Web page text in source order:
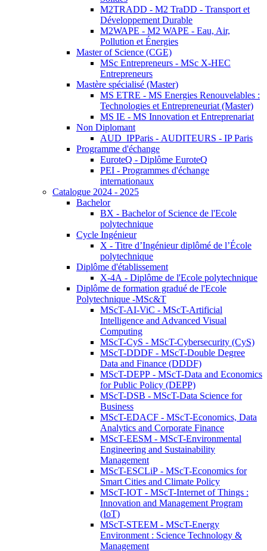
M2TRADD - M2 TraDD - Transport et
Développement Durable
M2WAPE - M2 WAPE - Eau, Air,
Pollution et Énergies
Master of Science (CGE)
MSc Entrepreneurs - MSc X-HEC
Entrepreneurs
Mastère spécialisé (Master)
MS ETRE - MS Energies Renouvelables :
Technologies et Entrepreneuriat (Master)
MS IE - MS Innovation et Entreprenariat
Non Diplomant
AUD_IPParis - AUDITEURS - IP Paris
Programme d'échange
EuroteQ - Diplôme EuroteQ
PEI - Programmes d'échange
internationaux
Catalogue 2024 - 2025
Bachelor
BX - Bachelor of Science de l'Ecole
polytechnique
Cycle Ingénieur
X - Titre d’Ingénieur diplômé de l’École
polytechnique
Diplôme d'établissement
X-4A - Diplôme de l'Ecole polytechnique
Diplôme de formation gradué de l'Ecole
Polytechnique -MSc&T
MScT-AI-ViC - MScT-Artificial
Intelligence and Advanced Visual
Computing
MScT-CyS - MScT-Cybersecurity (CyS)
MScT-DDDF - MScT-Double Degree
Data and Finance (DDDF)
MScT-DEPP - MScT-Data and Economics
for Public Policy (DEPP)
MScT-DSB - MScT-Data Science for
Business
MScT-EDACF - MScT-Economics, Data
Analytics and Corporate Finance
MScT-EESM - MScT-Environmental
Engineering and Sustainability
Management
MScT-ESCLiP - MScT-Economics for
Smart Cities and Climate Policy
MScT-IOT - MScT-Internet of Things :
Innovation and Management Program
(IoT)
MScT-STEEM - MScT-Energy
Environment : Science Technology &
Management